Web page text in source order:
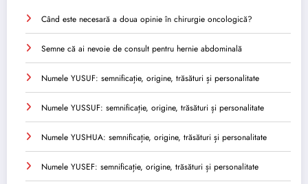
Când este necesară a doua opinie în chirurgie oncologică?
Semne că ai nevoie de consult pentru hernie abdominală
Numele YUSUF: semnificație, origine, trăsături și personalitate
Numele YUSSUF: semnificație, origine, trăsături și personalitate
Numele YUSHUA: semnificație, origine, trăsături și personalitate
Numele YUSEF: semnificație, origine, trăsături și personalitate